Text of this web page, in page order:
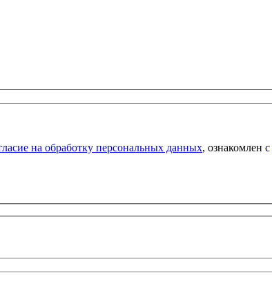
на обработку персональных данных, ознакомлен с